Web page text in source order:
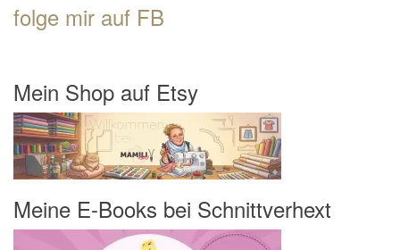
folge mir auf FB
Mein Shop auf Etsy
Meine E-Books bei Schnittverhext